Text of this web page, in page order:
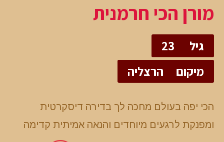
מורן הכי חרמנית
גיל
23
מיקום
הרצליה
הכי יפה בעולם מחכה לך בדירה דיסקרטית
ומפנקת לרגעים מיוחדים והנאה אמיתית קדימה